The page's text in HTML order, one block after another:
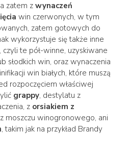
zatem z wynaczeń
win czerwonych, w tym
zatem gotowych do
wykorzystuje się także inne
te pół-winne, uzyskiwane
słodkich win, oraz wynaczenia
win białych, które muszą
rozpoczęciem właściwej
grappy, destylatu z
z orsiakiem z
moszczu winogronowego, ani
, takim jak na przykład Brandy